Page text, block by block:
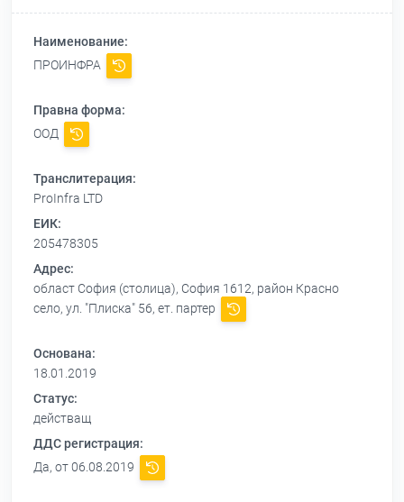
Наименование:
ПРОИНФРА
Правна форма:
ООД
Транслитерация:
ProInfra LTD
ЕИК:
205478305
Адрес:
област София (столица), София 1612, район Красно
село, ул. "Плиска" 56, ет. партер
Основана:
18.01.2019
Статус:
действащ
ДДС регистрация:
Да, от 06.08.2019